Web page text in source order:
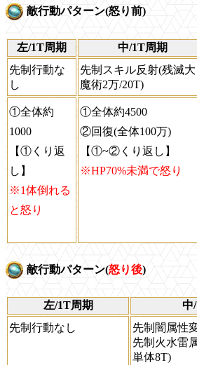
敵行動パターン(怒り前)
左/1T周期 中/1T周期
先制行動な
し
先制スキル反射(残滅大
魔術2万/20T)
①全体約
1000
【①くり返
し】
※1体倒れる
と怒り
①全体約4500
②回復(全体100万)
【①~②くり返し】
※HP70%未満で怒り
敵行動パターン(怒り後)
左/1T周期 中
先制行動なし
先制闇属性
先制火水雷
単体8T)